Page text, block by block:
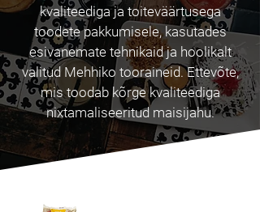
kvaliteediga ja toiteväärtusega
toodete pakkumisele, kasutades
esivanemate tehnikaid ja hoolikalt
valitud Mehhiko tooraineid. Ettevõte,
mis toodab kõrge kvaliteediga
nixtamaliseeritud maisijahu.